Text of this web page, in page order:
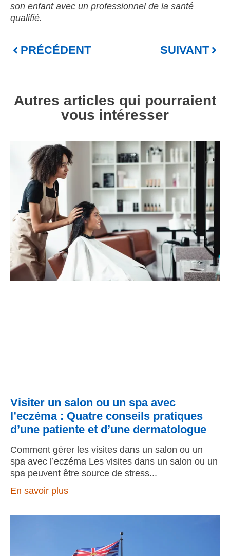
son enfant avec un professionnel de la santé
qualifié.
PRÉCÉDENT SUIVANT
Autres articles qui pourraient
vous intéresser
Visiter un salon ou un spa avec
l’eczéma : Quatre conseils pratiques
d’une patiente et d’une dermatologue
Comment gérer les visites dans un salon ou un
spa avec l’eczéma Les visites dans un salon ou un
spa peuvent être source de stress
En savoir plus